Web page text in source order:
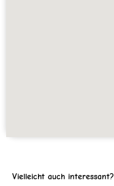
Vielleicht auch interessant?